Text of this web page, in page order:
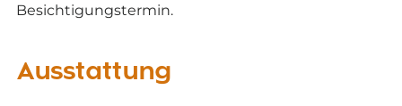
Besichtigungstermin.
Ausstattung